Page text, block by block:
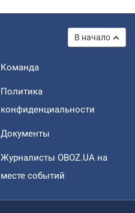
В начало
Команда
Политика
конфиденциальности
Документы
Журналисты OBOZ.UA на
месте событий